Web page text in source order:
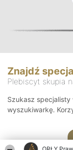
Znajdź
Plebiscyt skupia
Szukasz
wyszukiwarkę.